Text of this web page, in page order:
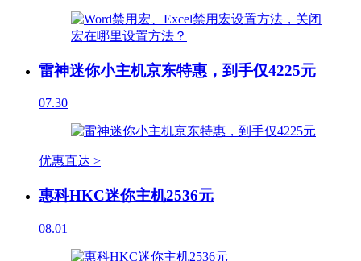
雷神迷你小主机京东特惠，到手仅4225元
07.30
优惠直达 >
惠科HKC迷你主机2536元
08.01